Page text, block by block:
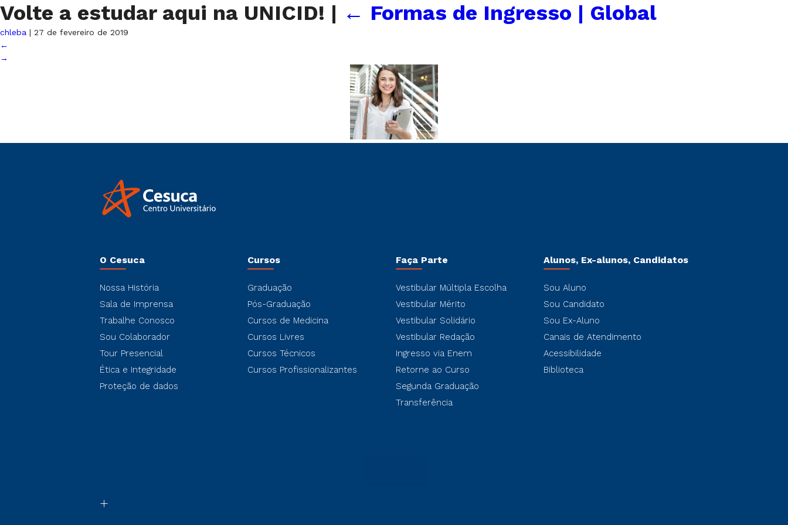
Volte a estudar aqui na UNICID! | ← Formas de Ingresso | Global
chleba | 27 de fevereiro de 2019
←
→
O Cesuca
Nossa História
Sala de Imprensa
Trabalhe Conosco
Sou Colaborador
Tour Presencial
Ética e Integridade
Proteção de dados
Cursos
Graduação
Pós-Graduação
Cursos de Medicina
Cursos Livres
Cursos Técnicos
Cursos Profissionalizantes
Faça Parte
Vestibular Múltipla Escolha
Vestibular Mérito
Vestibular Solidário
Vestibular Redação
Ingresso via Enem
Retorne ao Curso
Segunda Graduação
Transferência
Alunos, Ex-alunos, Candidatos
Sou Aluno
Sou Candidato
Sou Ex-Aluno
Canais de Atendimento
Acessibilidade
Biblioteca